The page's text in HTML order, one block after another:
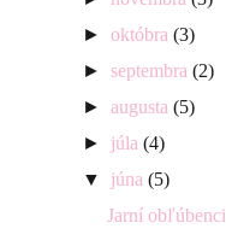
►októbra (3)
►septembra (2)
►augusta (5)
► júla (4)
▼
júna (5)
Jarní obľúbenci